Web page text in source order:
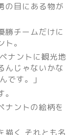
の目にある物が
勝チームだけに
。
ナントに観光地
んじゃないかな
です。」
ナントの絵柄を
描く それとも名